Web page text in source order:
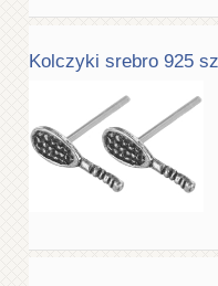
Kolczyki srebro 925